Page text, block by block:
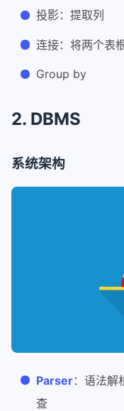
投影：提取列
连接：将两个表
Group by
2. DBMS
系统架构
Parser：语法解
查